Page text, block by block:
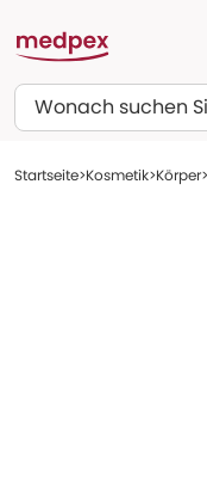
Suchen
Startseite Kosmetik Körper